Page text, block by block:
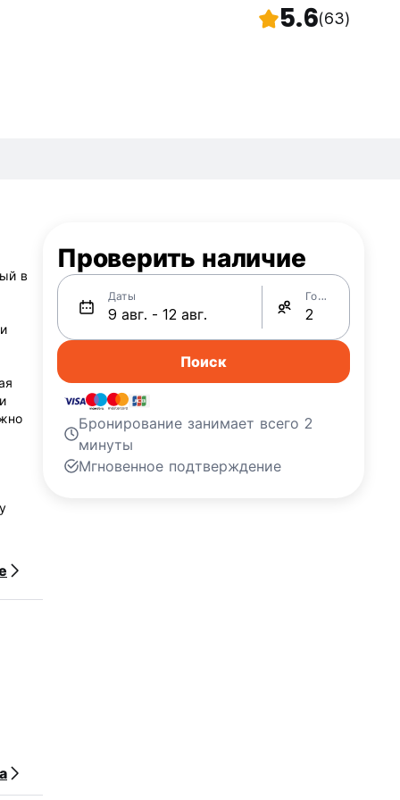
5.6(63)
в
и
Проверить наличие
Даты Гости
Поиск
Бронирование занимает всего 2
минуты
Мгновенное подтверждение